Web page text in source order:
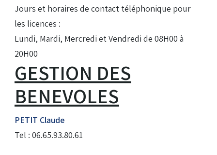
Jours et horaires de contact téléphonique pour
les licences :
Lundi, Mardi, Mercredi et Vendredi de 08H00 à
20H00
GESTION DES
BENEVOLES
PETIT Claude
Tel : 06.65.93.80.61